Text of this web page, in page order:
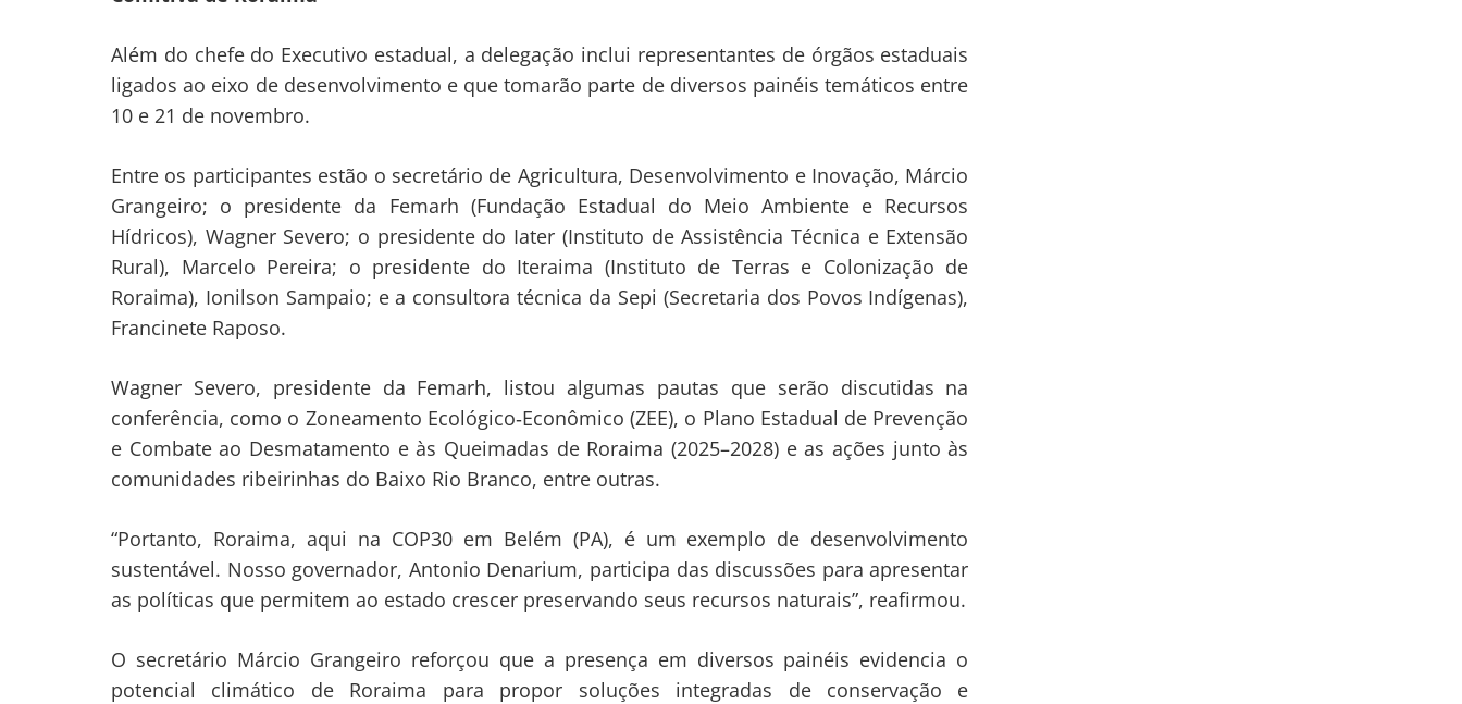
Além do chefe do Executivo estadual, a delegação inclui representantes de órgãos estaduais
ligados ao eixo de desenvolvimento e que tomarão parte de diversos painéis temáticos entre
10 e 21 de novembro.
Entre os participantes estão o secretário de Agricultura, Desenvolvimento e Inovação, Márcio
Grangeiro; o presidente da Femarh (Fundação Estadual do Meio Ambiente e Recursos
Hídricos), Wagner Severo; o presidente do Iater (Instituto de Assistência Técnica e Extensão
Rural), Marcelo Pereira; o presidente do Iteraima (Instituto de Terras e Colonização de
Roraima), Ionilson Sampaio; e a consultora técnica da Sepi (Secretaria dos Povos Indígenas),
Francinete Raposo.
Wagner Severo, presidente da Femarh, listou algumas pautas que serão discutidas na
conferência, como o Zoneamento Ecológico‑Econômico (ZEE), o Plano Estadual de Prevenção
e Combate ao Desmatamento e às Queimadas de Roraima (2025–2028) e as ações junto às
comunidades ribeirinhas do Baixo Rio Branco, entre outras.
“Portanto, Roraima, aqui na COP30 em Belém (PA), é um exemplo de desenvolvimento
sustentável. Nosso governador, Antonio Denarium, participa das discussões para apresentar
as políticas que permitem ao estado crescer preservando seus recursos naturais”, reafirmou.
O secretário Márcio Grangeiro reforçou que a presença em diversos painéis evidencia o
potencial climático de Roraima para propor soluções integradas de conservação e